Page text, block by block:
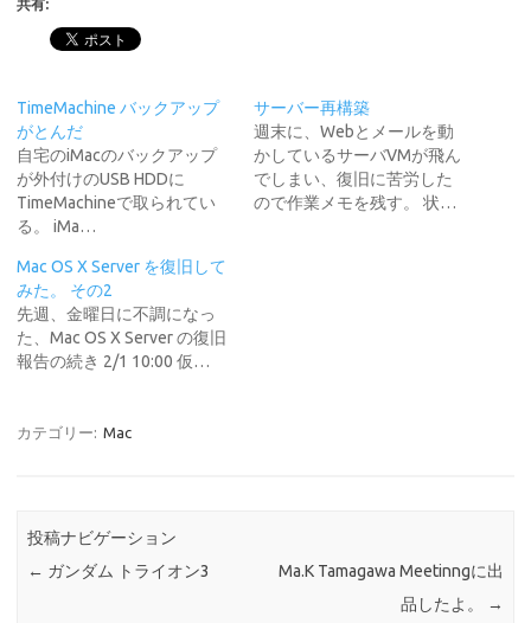
共有:
TimeMachine バックアップ
がとんだ
自宅のiMacのバックアップ
が外付けのUSB HDDに
TimeMachineで取られてい
る。 iMa…
サーバー再構築
週末に、Webとメールを動
かしているサーバVMが飛ん
でしまい、復旧に苦労した
ので作業メモを残す。 状…
Mac OS X Server を復旧して
みた。 その2
先週、金曜日に不調になっ
た、Mac OS X Server の復旧
報告の続き 2/1 10:00 仮…
カテゴリー: Mac
投稿ナビゲーション
← ガンダム トライオン3
Ma.K Tamagawa Meetinngに出
品したよ。
→